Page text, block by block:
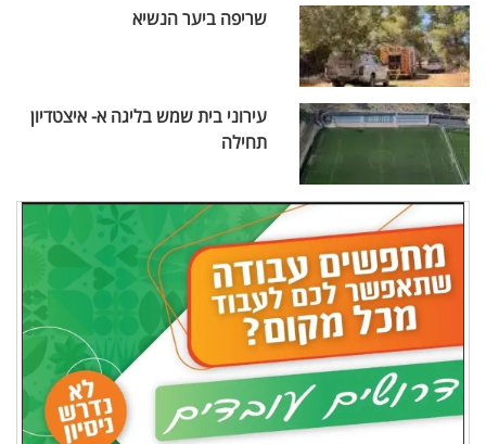
שריפה ביער הנשיא
עירוני בית שמש בליגה א- איצטדיון
תחילה